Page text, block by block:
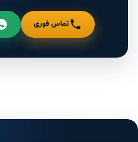
تماس فوری